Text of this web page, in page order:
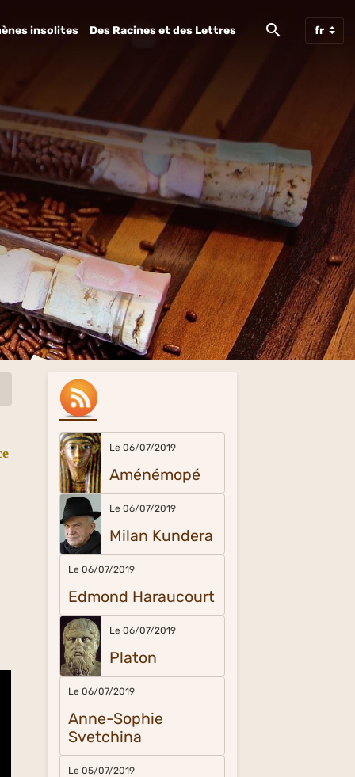
insolites Des Racines et des Lettres
Le 06/07/2019
Aménémopé
Le 06/07/2019
Milan Kundera
Le 06/07/2019
Edmond Haraucourt
Le 06/07/2019
Platon
Le 06/07/2019
Anne-Sophie
Svetchina
Le 05/07/2019